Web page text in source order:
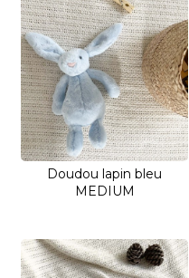
Doudou lapin bleu
MEDIUM